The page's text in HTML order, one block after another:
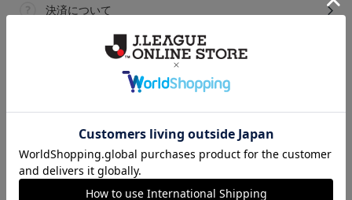
決済について
ギフト対応について
ランキング